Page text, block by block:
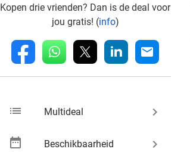
Kopen drie vrienden? Dan is de deal voor
jou gratis! (info)
fb whatsapp linkedin mail
list Multideal keyboard_arrow_right
date_range Beschikbaarheid keyboard_arrow_right